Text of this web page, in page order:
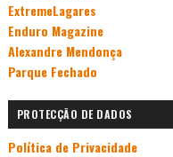
ExtremeLagares
Enduro Magazine
Alexandre Mendonça
Parque Fechado
PROTECÇÃO DE DADOS
Política de Privacidade